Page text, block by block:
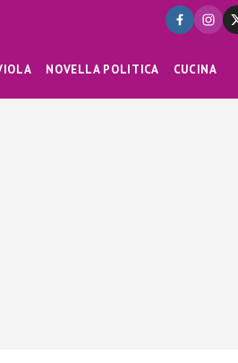
NOVELLA POLITICA CUCINA